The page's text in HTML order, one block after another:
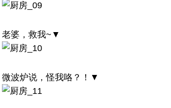
老婆，救我~▼
微波炉说，怪我咯？！▼